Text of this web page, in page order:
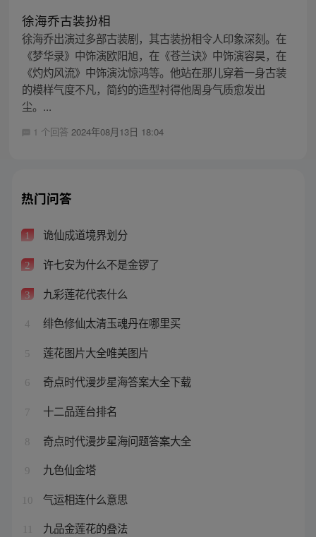
徐海乔古装扮相
徐海乔出演过多部古装剧，其古装扮相令人印象深刻。在
《梦华录》中饰演欧阳旭，在《苍兰诀》中饰演容昊，在
《灼灼风流》中饰演沈惊鸿等。他站在那儿穿着一身古装
的模样气度不凡，简约的造型衬得他周身气质愈发出
尘。...
1 个回答 2024年08月13日 18:04
热门问答
1 诡仙成道境界划分
2 许七安为什么不是金锣了
3 九彩莲花代表什么
4 绯色修仙太清玉魂丹在哪里买
5 莲花图片大全唯美图片
6 奇点时代漫步星海答案大全下载
7 十二品莲台排名
8 奇点时代漫步星海问题答案大全
9 九色仙金塔
10 气运相连什么意思
九品金莲花的叠法